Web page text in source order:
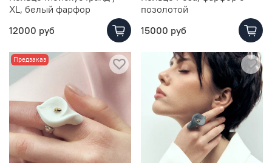
XL, белый фарфор
12000 руб
позолотой
15000 руб
Предзаказ